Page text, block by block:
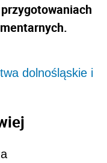
dolnośląskie i